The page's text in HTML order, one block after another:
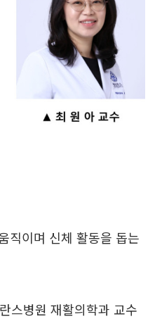
직이며 신체 활동을 돕는
스병원 재활의학과 교수